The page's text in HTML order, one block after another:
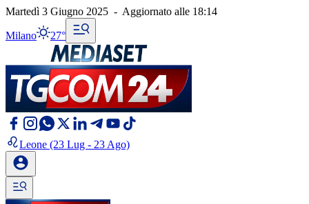
Martedì 3 Giugno 2025 - Aggiornato alle 18:14
Milano 27°
Leone (23 Lug - 23 Ago)